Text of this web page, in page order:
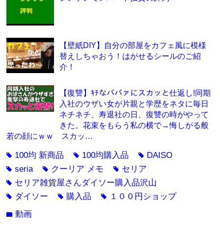
【壁紙DIY】自分の部屋をカフェ風に模様
替えしちゃおう！はがせるシールのご紹
介！
【復讐】ｷﾁなババァにスカッと仕返し!同期
入社のウザい女が片親と学歴をネタに毎日
ネチネチ、寿退社の日、復讐の時がやって
きた。花束をもらう私の横で→悔しがる般
若の顔にｗｗ スカッ…
tag 100均 新商品 tag 100均購入品 tag DAISO
tagseria tag クーリア メモ tag セリア
tag セリア雑貨屋さんダイソー購入品沢山
tag ダイソー tag 購入品 tag １００円ショップ
folder動画